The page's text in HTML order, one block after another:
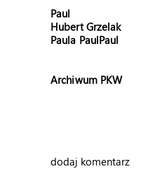
Paul
Hubert Grzelak
Paula PaulPaul
Archiwum PKW
dodaj komentarz